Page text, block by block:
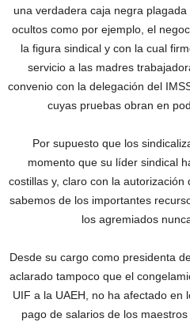
una verdadera caja negra
ocultos como por ejemplo, el
la figura sindical y con la cual
servicio a las madres
convenio con la delegación del
cuyas pruebas obran en
Por supuesto que los
momento que su líder sindical
costillas y, claro con la
sabemos de los importantes
los agremiados
Desde su cargo como presidenta
aclarado tampoco que el
UIF a la UAEH, no ha afectado en
pago de salarios de los